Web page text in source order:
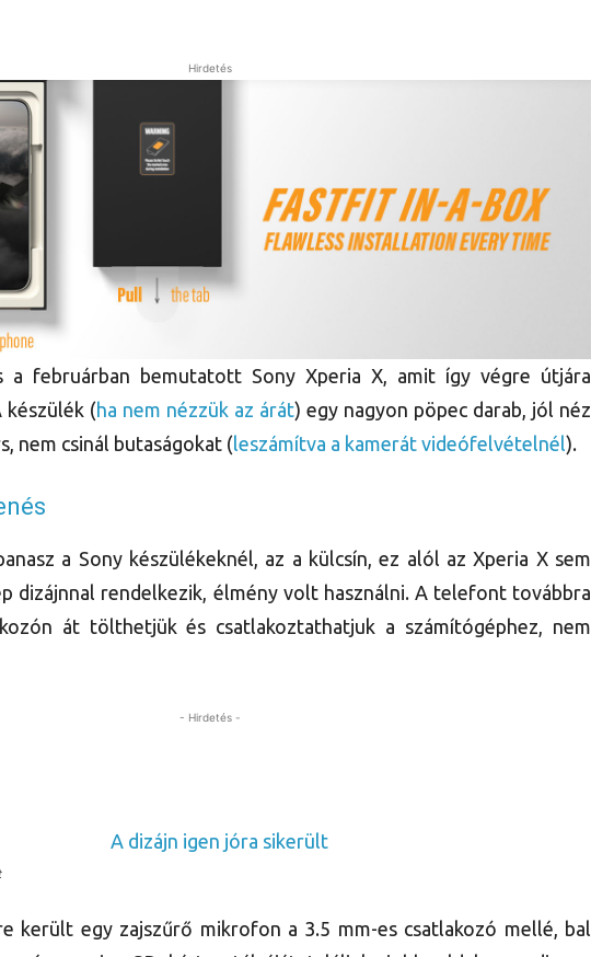
Hirdetés
a februárban bemutatott Sony Xperia X, amit így végre útjára
(ha nem nézzük az árát) egy nagyon pöpec darab, jól néz
nem csinál butaságokat (leszámítva a kamerát videófelvételnél).
a Sony készülékeknél, az a külcsín, ez alól az Xperia X sem
dizájnnal rendelkezik, élmény volt használni. A telefont továbbra
át tölthetjük és csatlakoztathatjuk a számítógéphez, nem
- Hirdetés -
került egy zajszűrő mikrofon a 3.5 mm-es csatlakozó mellé, bal